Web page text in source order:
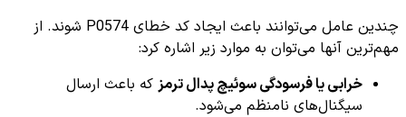
چندین عامل می‌توانند باعث ایجاد کد خطای P0574 شوند. از
مهم‌ترین آنها می‌توان به موارد زیر اشاره کرد:
خرابی یا فرسودگی سوئیچ پدال ترمز که باعث ارسال
سیگنال‌های نامنظم می‌شود.